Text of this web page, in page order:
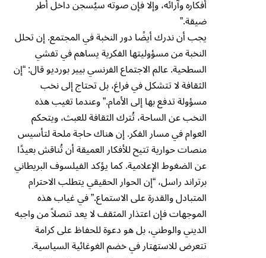
أفكاره وآرائه، وإلا فإن صوته سيُسجن داخل أطر
ضيقة.”
يجب أن ندرك أيضًا دور النخبة في المجتمع. إن تحلل
النخبة من مسؤوليتها الفكرية يساهم في تفشي
السطحية. عالم الاجتماع الفرنسي بيير بورديو قال: “إن
الثقافة لا تتشكل في فراغ، بل تحتاج إلى نخب
مسؤولة تدفع بها إلى الأمام.” وعندما تغيب هذه
النخب عن الساحة، تُترك الثقافة للعبث، ويتحكم
العوام في مسار الفكر. إن هناك حاجة ملحة لتأسيس
منصات حوارية تتيح للأفكار العميقة أن تُناقش بعيدًا
عن الضغوط الإعلامية. كما يؤكد الفيلسوف البريطاني
برتراند راسل، “إن الحوار الحقيقي يتطلب الاحترام
المتبادل والقدرة على الاستماع.” في غياب هذه
الموجهات فإن اعتذار المثقف لا يعد تنصلاً من واجبه
الديني والوطني، بل هو دعوة للحفاظ على كرامة
تتعرض للاستهتار في خضم الغوغائية السياسية.